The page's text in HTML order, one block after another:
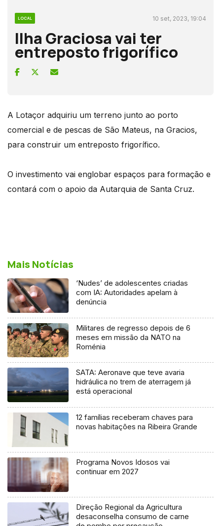
LOCAL 10 set, 2023, 19:04
Ilha Graciosa vai ter
entreposto frigorífico
A Lotaçor adquiriu um terreno junto ao porto
comercial e de pescas de São Mateus, na Gracios,
para construir um entreposto frigorífico.
O investimento vai englobar espaços para formação e
contará com o apoio da Autarquia de Santa Cruz.
Mais Notícias
‘Nudes’ de adolescentes criadas
com IA: Autoridades apelam à
denúncia
Militares de regresso depois de 6
meses em missão da NATO na
Roménia
SATA: Aeronave que teve avaria
hidráulica no trem de aterragem já
está operacional
12 famílias receberam chaves para
novas habitações na Ribeira Grande
Programa Novos Idosos vai
continuar em 2027
Direção Regional da Agricultura
desaconselha consumo de carne